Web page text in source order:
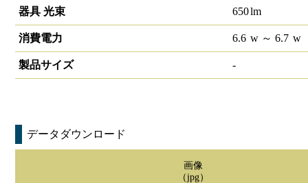
器具 光束 650lm
消費電力 6.6 w～ 6.7 w
製品サイズ -
データダウンロード
画像
（jpg）